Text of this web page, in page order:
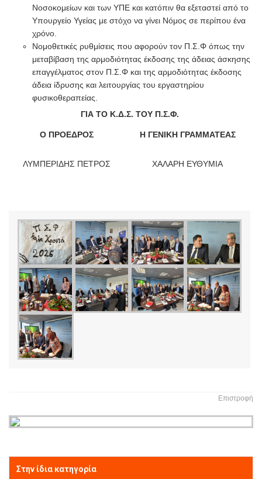
Νοσοκομείων και των ΥΠΕ και κατόπιν θα εξεταστεί από το
Υπουργείο Υγείας με στόχο να γίνει Νόμος σε περίπου ένα
χρόνο.
Νομοθετικές ρυθμίσεις που αφορούν τον Π.Σ.Φ όπως την
μεταβίβαση της αρμοδιότητας έκδοσης της άδειας άσκησης
επαγγέλματος στον Π.Σ.Φ και της αρμοδιότητας έκδοσης
άδεια ίδρυσης και λειτουργίας του εργαστηρίου
φυσικοθεραπείας.
ΓΙΑ ΤΟ Κ.Δ.Σ. ΤΟΥ Π.Σ.Φ.
Ο ΠΡΟΕΔΡΟΣ Η ΓΕΝΙΚΗ ΓΡΑΜΜΑΤΕΑΣ
ΛΥΜΠΕΡΙΔΗΣ ΠΕΤΡΟΣ ΧΑΛΑΡΗ ΕΥΘΥΜΙΑ
Επιστροφή
Στην ίδια κατηγορία